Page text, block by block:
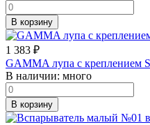
В корзину
1 383 ₽
GAMMA лупа с креплением
В наличии: много
В корзину